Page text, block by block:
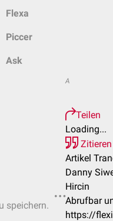
Flexa
Piccer
Ask
speichern.
A
Teilen
Loading...
Zitieren
Artikel
Danny
Hircin
Abrufbar
https://